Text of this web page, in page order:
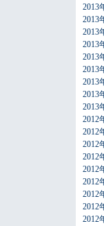
2013
2013
2013
2013
2013
2013
2013
2013
2013
2012
2012
2012
2012
2012
2012
2012
2012
2012